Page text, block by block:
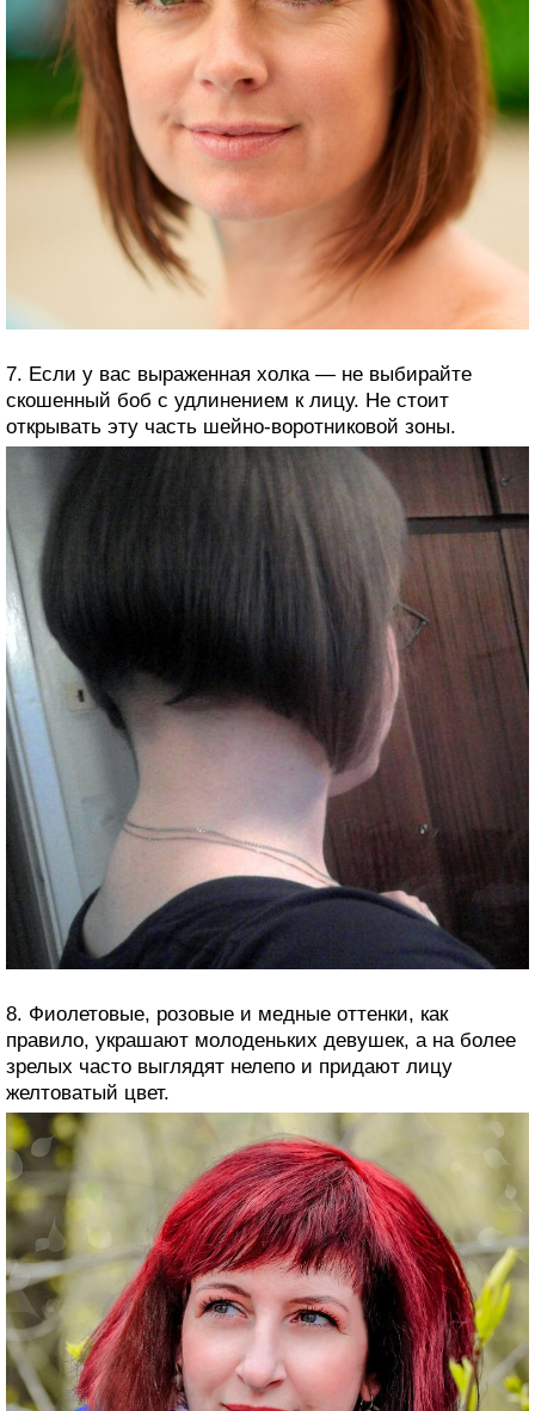
7. Если у вас выраженная холка — не выбирайте
скошенный боб с удлинением к лицу. Не стоит
открывать эту часть шейно-воротниковой зоны.
8. Фиолетовые, розовые и медные оттенки, как
правило, украшают молоденьких девушек, а на более
зрелых часто выглядят нелепо и придают лицу
желтоватый цвет.